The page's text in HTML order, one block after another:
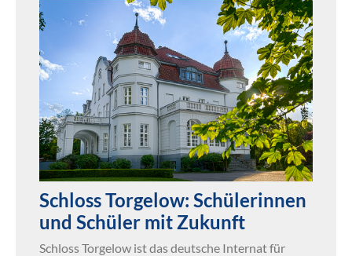
Schloss Torgelow: Schülerinnen
und Schüler mit Zukunft
Schloss Torgelow ist das deutsche Internat für